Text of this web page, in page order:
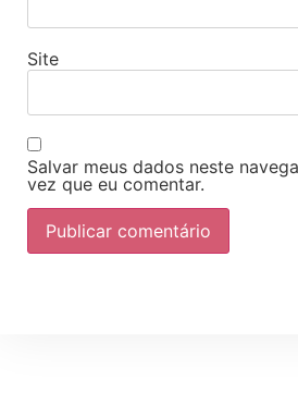
Site
Salvar meus dados neste
vez que eu comentar.